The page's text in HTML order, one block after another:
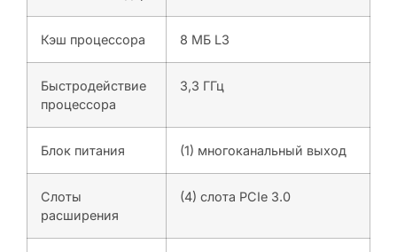
Кэш процессора 8 МБ L3
Быстродействие
процессора
3,3 ГГц
Блок питания (1) многоканальный выход
Слоты
расширения
(4) слота PCIe 3.0